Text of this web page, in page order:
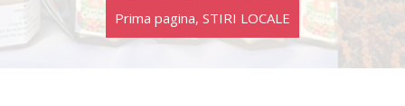
Prima pagina, STIRI LOCALE